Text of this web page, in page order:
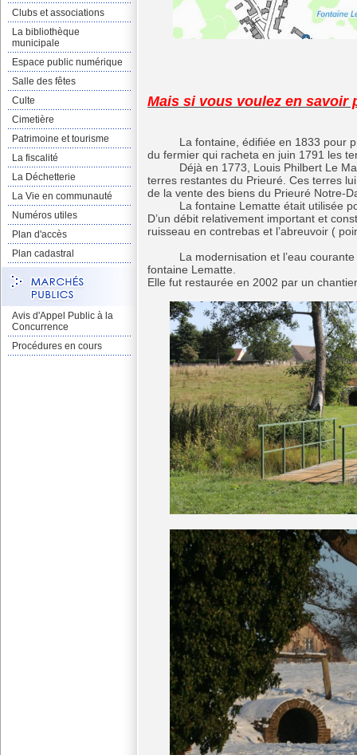
Clubs et associations
La bibliothèque
municipale
Espace public numérique
Salle des fêtes
Culte
Cimetière
Patrimoine et tourisme
La fiscalité
La Déchetterie
La Vie en communauté
Numéros utiles
Plan d'accès
Plan cadastral
Avis d'Appel Public à la
Concurrence
Procédures en cours
Mais si vous voulez en
La fontaine, édifiée en 1833 pour
du fermier qui racheta en juin 1791 les
Déjà en 1773, Louis Philbert Le
terres restantes du Prieuré. Ces terres
de la vente des biens du Prieuré Notre-
La fontaine Lematte était utilisée
D’un débit relativement important et
ruisseau en contrebas et l’abreuvoir (
La modernisation et l’eau courante
fontaine Lematte.
Elle fut restaurée en 2002 par un